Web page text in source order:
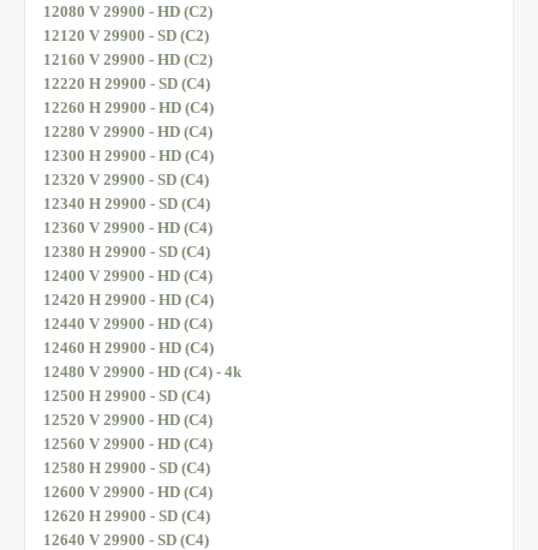
12080 V 29900 - HD (C2)
12120 V 29900 - SD (C2)
12160 V 29900 - HD (C2)
12220 H 29900 - SD (C4)
12260 H 29900 - HD (C4)
12280 V 29900 - HD (C4)
12300 H 29900 - HD (C4)
12320 V 29900 - SD (C4)
12340 H 29900 - SD (C4)
12360 V 29900 - HD (C4)
12380 H 29900 - SD (C4)
12400 V 29900 - HD (C4)
12420 H 29900 - HD (C4)
12440 V 29900 - HD (C4)
12460 H 29900 - HD (C4)
12480 V 29900 - HD (C4) - 4k
12500 H 29900 - SD (C4)
12520 V 29900 - HD (C4)
12560 V 29900 - HD (C4)
12580 H 29900 - SD (C4)
12600 V 29900 - HD (C4)
12620 H 29900 - SD (C4)
12640 V 29900 - SD (C4)